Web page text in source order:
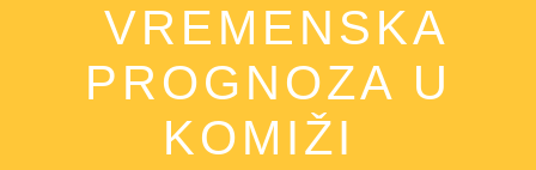
VREMENSKA
PROGNOZA U
KOMIŽI